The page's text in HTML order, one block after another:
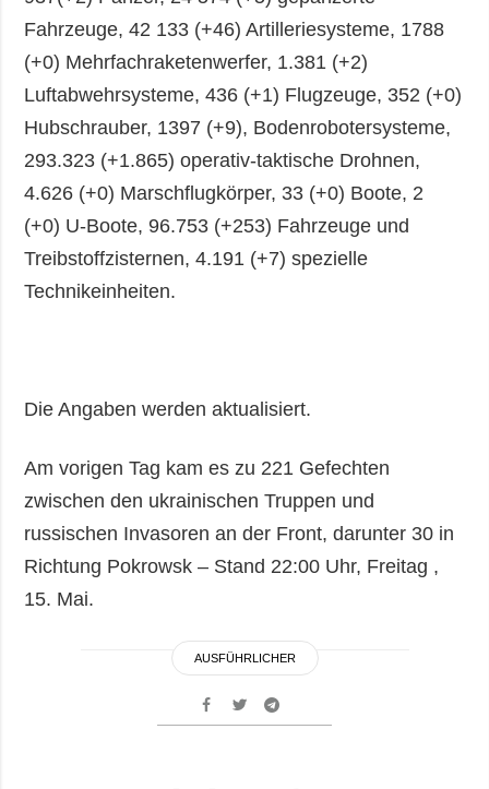
Fahrzeuge, 42 133 (+46) Artilleriesysteme, 1788
(+0) Mehrfachraketenwerfer, 1.381 (+2)
Luftabwehrsysteme, 436 (+1) Flugzeuge, 352 (+0)
Hubschrauber, 1397 (+9), Bodenrobotersysteme,
293.323 (+1.865) operativ-taktische Drohnen,
4.626 (+0) Marschflugkörper, 33 (+0) Boote, 2
(+0) U-Boote, 96.753 (+253) Fahrzeuge und
Treibstoffzisternen, 4.191 (+7) spezielle
Technikeinheiten.
Die Angaben werden aktualisiert.
Am vorigen Tag kam es zu 221 Gefechten
zwischen den ukrainischen Truppen und
russischen Invasoren an der Front, darunter 30 in
Richtung Pokrowsk – Stand 22:00 Uhr, Freitag ,
15. Mai.
AUSFÜHRLICHER